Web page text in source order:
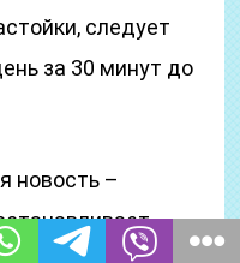
следует
за 30 минут до
новость –